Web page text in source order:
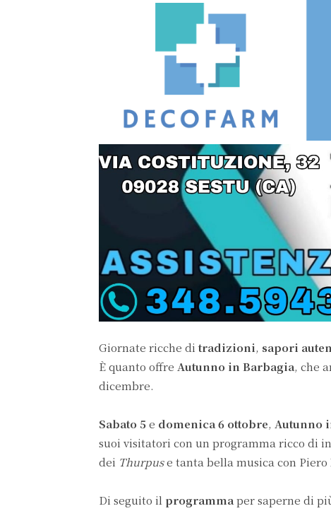
Giornate ricche ditradizioni, sapori
È quanto offre Autunno in Barbagia, che
dicembre.
Sabato 5e domenica 6 ottobre, Autunno
suoi visitatori con un programma ricco di
dei Thurpuse tanta bella musica con
Di seguito il programma per saperne di